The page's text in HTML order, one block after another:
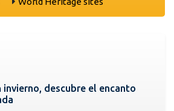
invierno, descubre el encanto